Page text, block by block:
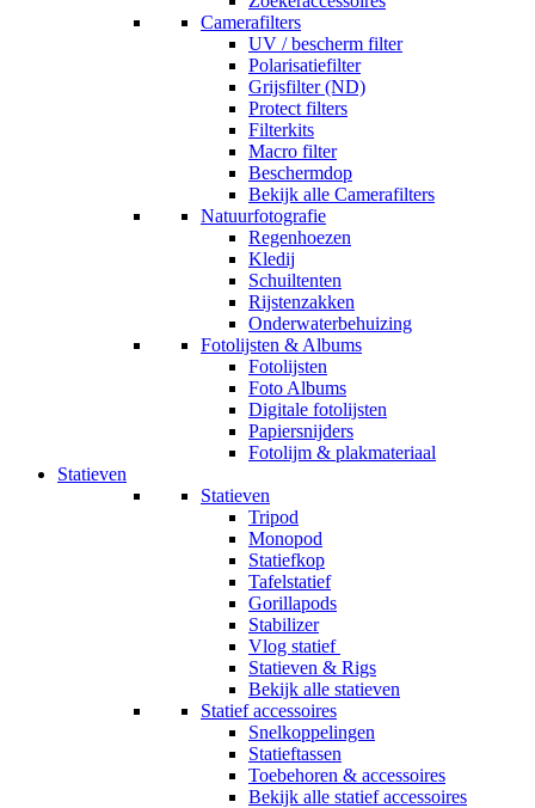
Camerafilters
UV / bescherm filter
Polarisatiefilter
Grijsfilter (ND)
Protect filters
Filterkits
Macro filter
Beschermdop
Bekijk alle Camerafilters
Natuurfotografie
Regenhoezen
Kledij
Schuiltenten
Rijstenzakken
Onderwaterbehuizing
Fotolijsten & Albums
Fotolijsten
Foto Albums
Digitale fotolijsten
Papiersnijders
Fotolijm & plakmateriaal
Statieven
Statieven
Tripod
Monopod
Statiefkop
Tafelstatief
Gorillapods
Stabilizer
Vlog statief
Statieven & Rigs
Bekijk alle statieven
Statief accessoires
Snelkoppelingen
Statieftassen
Toebehoren & accessoires
Bekijk alle statief accessoires